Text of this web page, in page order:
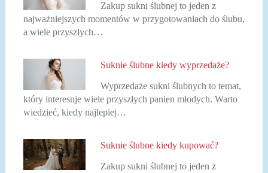
Zakup sukni ślubnej to jeden z
najważniejszych momentów w przygotowaniach do ślubu,
a wiele przyszłych…
Suknie ślubne kiedy wyprzedaże?
Wyprzedaże sukni ślubnych to temat,
który interesuje wiele przyszłych panien młodych. Warto
wiedzieć, kiedy najlepiej…
Suknie ślubne kiedy kupować?
Zakup sukni ślubnej to jeden z